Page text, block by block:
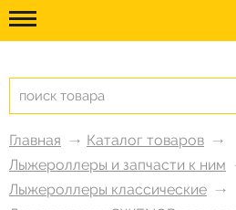
Главная
Каталог товаров
Лыжероллеры и запчасти к ним
Лыжероллеры классические